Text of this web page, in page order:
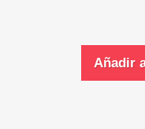
Añadir